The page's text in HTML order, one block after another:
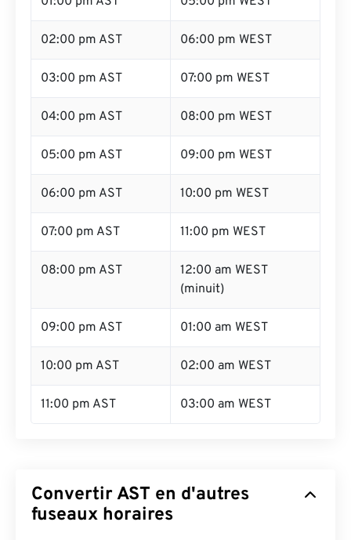
02:00 pm AST 06:00 pm WEST
03:00 pm AST 07:00 pm WEST
04:00 pm AST 08:00 pm WEST
05:00 pm AST 09:00 pm WEST
06:00 pm AST 10:00 pm WEST
07:00 pm AST 11:00 pm WEST
08:00 pm AST
12:00 am WEST
(minuit)
09:00 pm AST 01:00 am WEST
10:00 pm AST 02:00 am WEST
11:00 pm AST 03:00 am WEST
Convertir AST en d'autres
fuseaux horaires